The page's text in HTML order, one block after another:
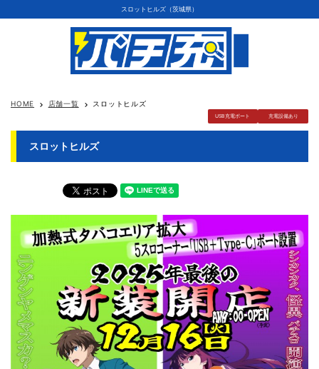
スロットヒルズ（茨城県）
HOME keyboard_arrow_right 店舗一覧 keyboard_arrow_right スロットヒルズ
USB充電ポート 充電設備あり
スロットヒルズ